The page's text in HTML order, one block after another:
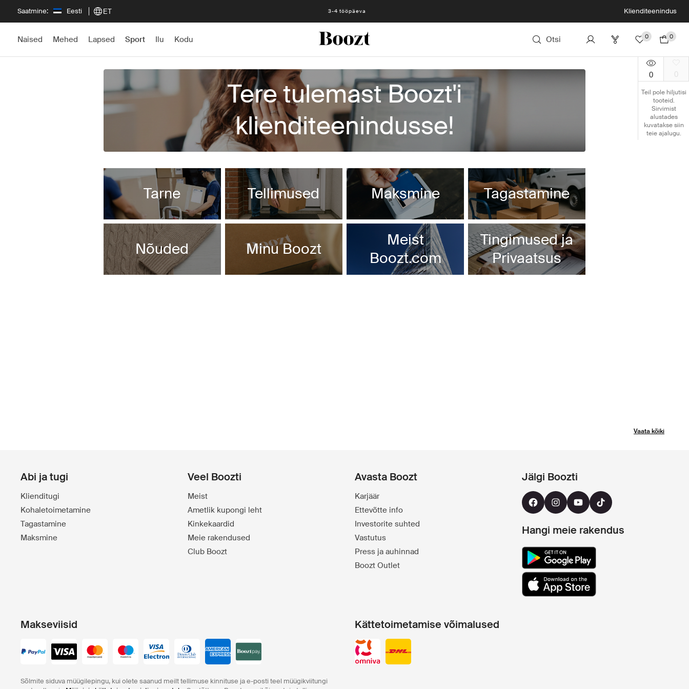
Saatmine: Eesti ET 3-4 tööpäeva Klienditeenindus
Naised Mehed Lapsed Sport Ilu Kodu Otsi 0 0
0 0
Teil pole hiljutisi
tooteid.
Sirvimist
alustades
kuvatakse siin
teie ajalugu.
Tere tulemast Boozt'i
klienditeenindusse!
Praegu täiustame oma KKK-lehti. See võib põhjustada ajutisi häireid mõnel lehel või lingil.
Tarne Tellimused Maksmine Tagastamine
Nõuded Minu Boozt
Meist
Boozt.com
Tingimused ja
Privaatsus
Vaata kõiki
Abi ja tugi
Klienditugi
Kohaletoimetamine
Tagastamine
Maksmine
Veel Boozti
Meist
Ametlik kupongi leht
Kinkekaardid
Meie rakendused
Club Boozt
Avasta Boozt
Karjäär
Ettevõtte info
Investorite suhted
Vastutus
Press ja auhinnad
Boozt Outlet
Jälgi Boozti
Hangi meie rakendus
Makseviisid
Sõlmite siduva müügilepingu, kui olete saanud meilt tellimuse kinnituse ja e-posti teel müügikviitungi
Kättetoimetamise võimalused